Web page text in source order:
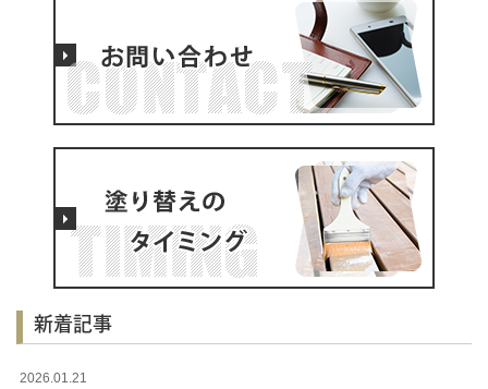
新着記事
2026.01.21